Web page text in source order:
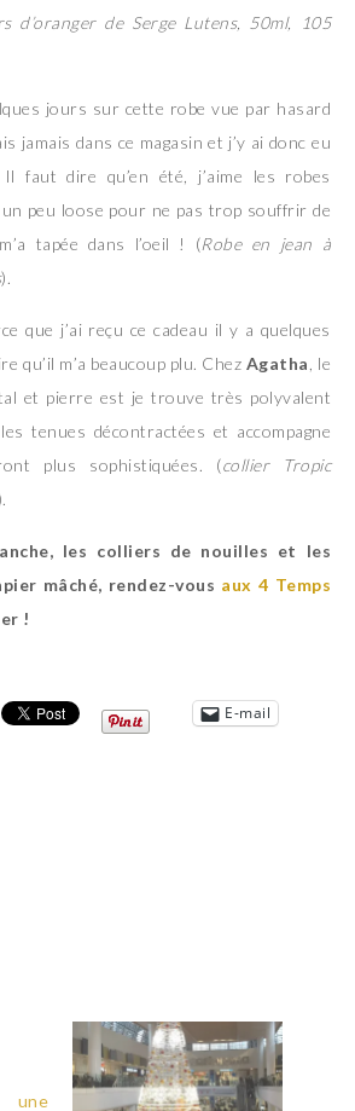
d’oranger de Serge Lutens, 50ml, 105
jours sur cette robe vue par hasard
jamais dans ce magasin et j’y ai donc eu
faut dire qu’en été, j’aime les robes
peu loose pour ne pas trop souffrir de
tapée dans l’oeil ! (Robe en jean à
).
que j’ai reçu ce cadeau il y a quelques
qu’il m’a beaucoup plu. Chez Agatha , le
et pierre est je trouve très polyvalent
tenues décontractées et accompagne
plus sophistiquées. (collier Tropic
les colliers de nouilles et les
mâché, rendez-vous aux 4 Temps
!
E-mail
une